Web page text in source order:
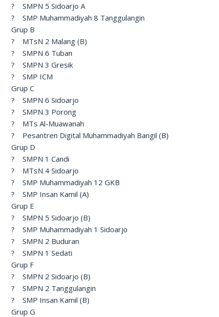
? SMPN 5 Sidoarjo A
? SMP Muhammadiyah 8 Tanggulangin
Grup B
? MTsN 2 Malang (B)
? SMPN 6 Tuban
? SMPN 3 Gresik
? SMP ICM
Grup C
? SMPN 6 Sidoarjo
? SMPN 3 Porong
? MTs Al-Muawanah
? Pesantren Digital Muhammadiyah Bangil (B)
Grup D
? SMPN 1 Candi
? MTsN 4 Sidoarjo
? SMP Muhammadiyah 12 GKB
? SMP Insan Kamil (A)
Grup E
? SMPN 5 Sidoarjo (B)
? SMP Muhammadiyah 1 Sidoarjo
? SMPN 2 Buduran
? SMPN 1 Sedati
Grup F
? SMPN 2 Sidoarjo (B)
? SMPN 2 Tanggulangin
? SMP Insan Kamil (B)
Grup G